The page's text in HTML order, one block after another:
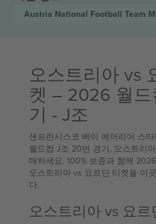
Austria National Football Team
오스트리아 vs
켓 – 2026 월
기 - J조
샌프란시스코 베이 에어리어 스
월드컵 J조 20번 경기, 오스트리
매하세요. 100% 보증과 함께
오스트리아 vs 요르단 티켓을 이
다.
오스트리아 vs 요